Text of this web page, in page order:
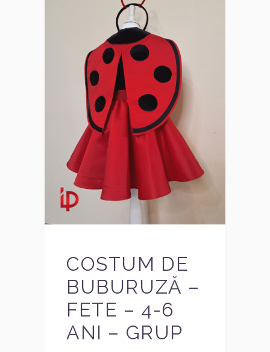
COSTUM DE
BUBURUZĂ –
FETE – 4-6
ANI – GRUP